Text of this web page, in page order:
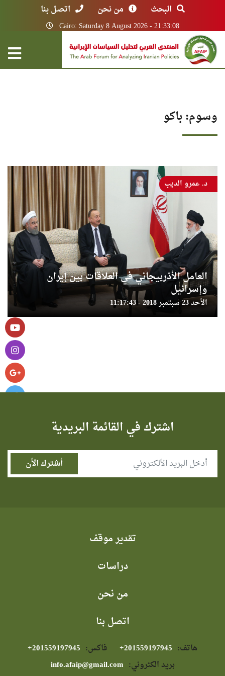
البحث من نحن اتصل بنا
Cairo: Saturday 8 August 2026 - 21:33:08
وسوم: باكو
العامل الأذربيجاني في العلاقات بين إيران
وإسرائيل
الأحد 23 سبتمبر 2018 - 11:17:43
د. عمرو الديب
اشترك في القائمة البريدية
تقدير موقف
دراسات
من نحن
اتصل بنا
هاتف: فاكس:
بريد الكتروني: info.afaip@gmail.com